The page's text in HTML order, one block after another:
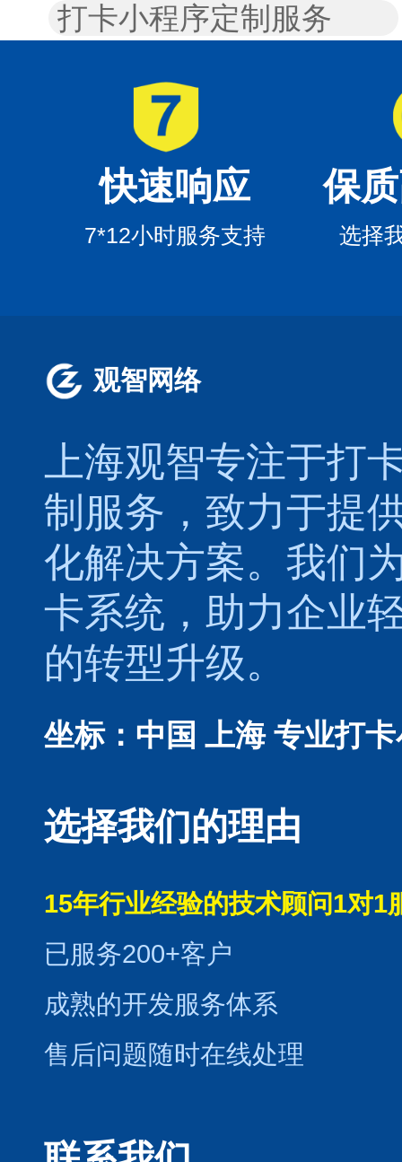
打卡小程序定制服务
快速响应
7*12小时服务支持
保
选择
观智网络
上海观智专注于打
制服务，致力于提
化解决方案。我们
卡系统，助力企业
的转型升级。
坐标：中国 上海 专业打
选择我们的理由
15年行业经验的技术顾问1对1
已服务200+客户
成熟的开发服务体系
售后问题随时在线处理